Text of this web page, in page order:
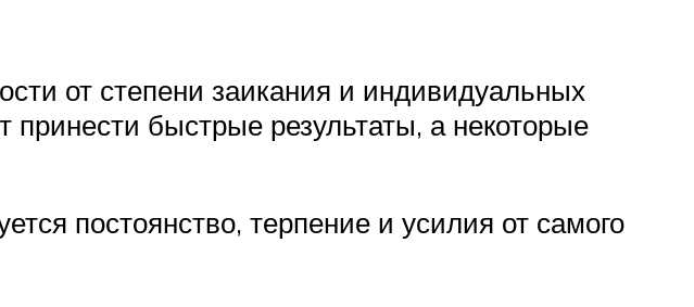
от степени заикания и индивидуальных
принести быстрые результаты, а некоторые
постоянство, терпение и усилия от самого